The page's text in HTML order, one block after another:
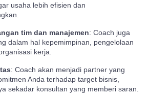
usaha lebih efisien dan
tim dan manajemen: Coach juga
dalam hal kepemimpinan, pengelolaan
kerja.
: Coach akan menjadi partner yang
Anda terhadap target bisnis,
sekadar konsultan yang memberi saran.